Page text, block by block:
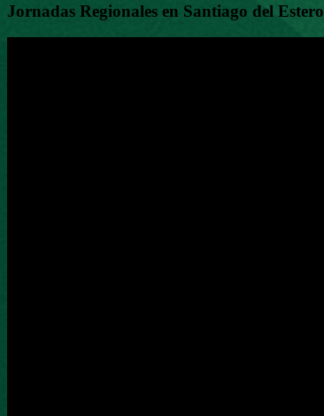
Jornadas Regionales en Santiago del Estero